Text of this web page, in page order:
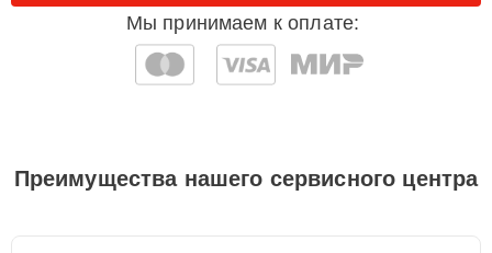
Мы принимаем к оплате:
Преимущества нашего сервисного центра